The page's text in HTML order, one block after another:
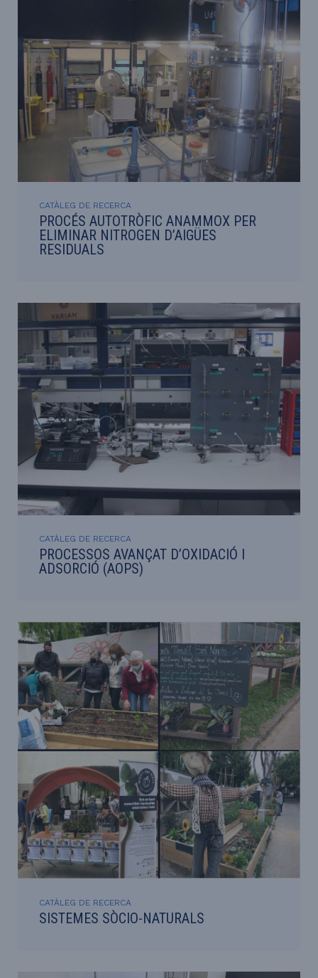
CATÀLEG DE RECERCA
PROCÉS AUTOTRÒFIC ANAMMOX PER
ELIMINAR NITROGEN D’AIGÜES
RESIDUALS
CATÀLEG DE RECERCA
PROCESSOS AVANÇAT D’OXIDACIÓ I
ADSORCIÓ (AOPS)
CATÀLEG DE RECERCA
SISTEMES SÒCIO-NATURALS